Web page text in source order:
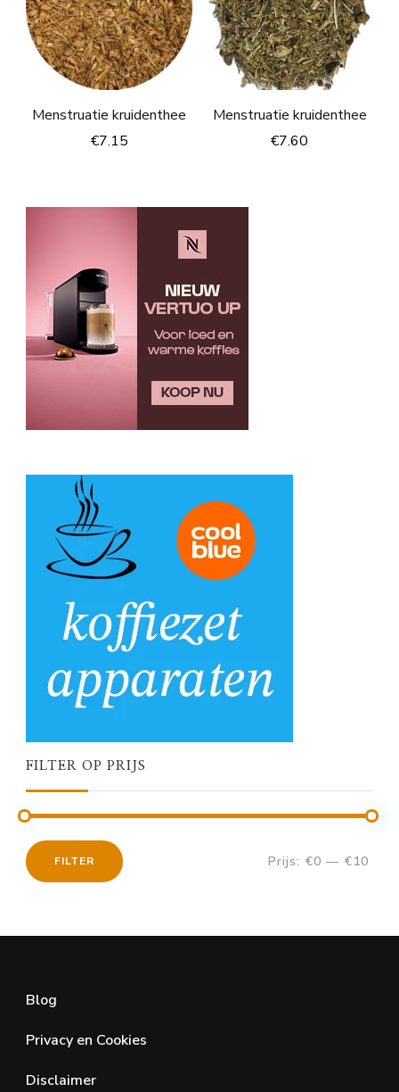
Menstruatie kruidenthee
€7.15
Menstruatie kruidenthee
€7.60
FILTER OP PRIJS
FILTER Prijs: €0 — €10
Blog
Privacy en Cookies
Disclaimer